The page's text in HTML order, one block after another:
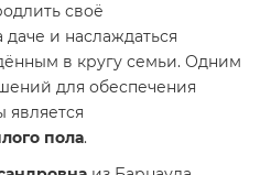
своё
и наслаждаться
в кругу семьи. Одним
для обеспечения
является
пола.